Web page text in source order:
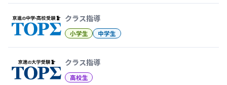
クラス指導
小学生 中学生
クラス指導
高校生